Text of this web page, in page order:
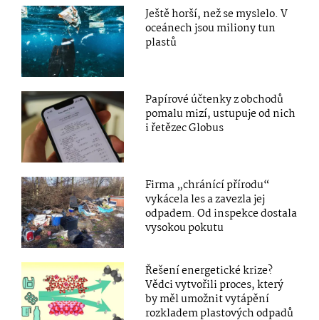
Ještě horší, než se myslelo. V
oceánech jsou miliony tun
plastů
Papírové účtenky z obchodů
pomalu mizí, ustupuje od nich
i řetězec Globus
Firma „chránící přírodu“
vykácela les a zavezla jej
odpadem. Od inspekce dostala
vysokou pokutu
Řešení energetické krize?
Vědci vytvořili proces, který
by měl umožnit vytápění
rozkladem plastových odpadů